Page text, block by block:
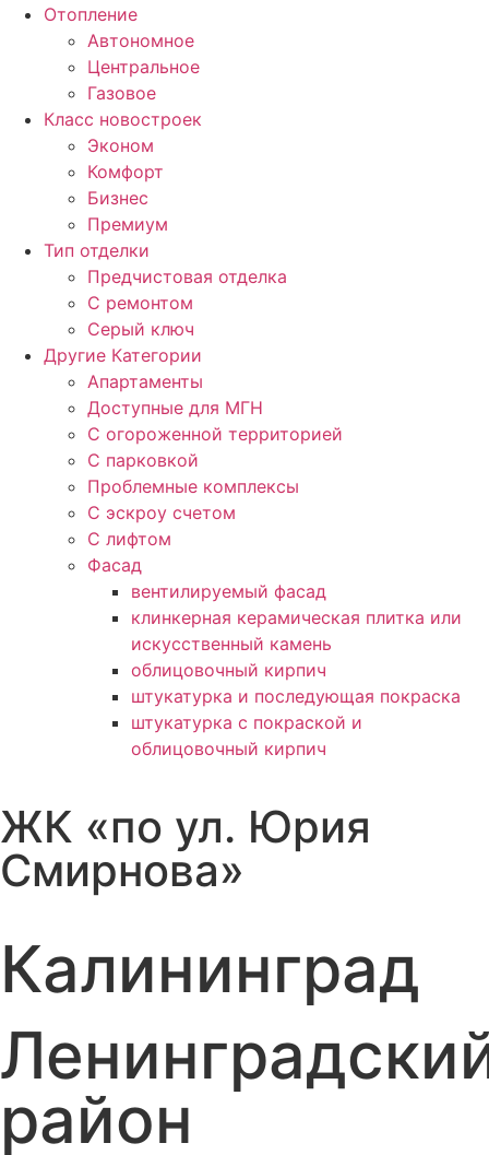
Отопление
Автономное
Центральное
Газовое
Класс новостроек
Эконом
Комфорт
Бизнес
Премиум
Тип отделки
Предчистовая отделка
С ремонтом
Серый ключ
Другие Категории
Апартаменты
Доступные для МГН
С огороженной территорией
С парковкой
Проблемные комплексы
С эскроу счетом
С лифтом
Фасад
вентилируемый фасад
клинкерная керамическая плитка или
искусственный камень
облицовочный кирпич
штукатурка и последующая покраска
штукатурка с покраской и
облицовочный кирпич
ЖК «по ул. Юрия
Смирнова»
Калининград
район